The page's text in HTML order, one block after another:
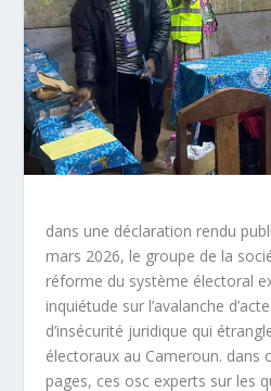
dans une déclaration rendu
mars 2026, le groupe de la
réforme du système électoral
inquiétude sur l’avalanche
d’insécurité juridique qui
électoraux au Cameroun. dans
pages, ces osc experts sur les